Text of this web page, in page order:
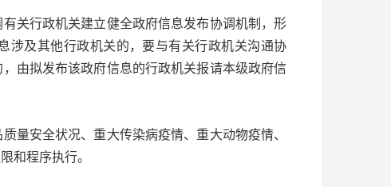
行政机关建立健全政府信息发布协调机制，形
涉及其他行政机关的，要与有关行政机关沟通协
由拟发布该政府信息的行政机关报请本级政府信
安全状况、重大传染病疫情、重大动物疫情、
和程序执行。